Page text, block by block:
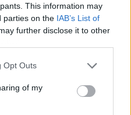
This information may
parties on the IAB’s List of
further disclose it to other
Opt Outs
of my